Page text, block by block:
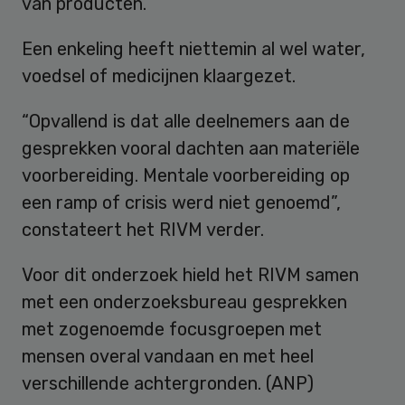
Een enkeling heeft niettemin al wel water,
voedsel of medicijnen klaargezet.
“Opvallend is dat alle deelnemers aan de
gesprekken vooral dachten aan materiële
voorbereiding. Mentale voorbereiding op
een ramp of crisis werd niet genoemd”,
constateert het RIVM verder.
Voor dit onderzoek hield het RIVM samen
met een onderzoeksbureau gesprekken
met zogenoemde focusgroepen met
mensen overal vandaan en met heel
verschillende achtergronden. (ANP)